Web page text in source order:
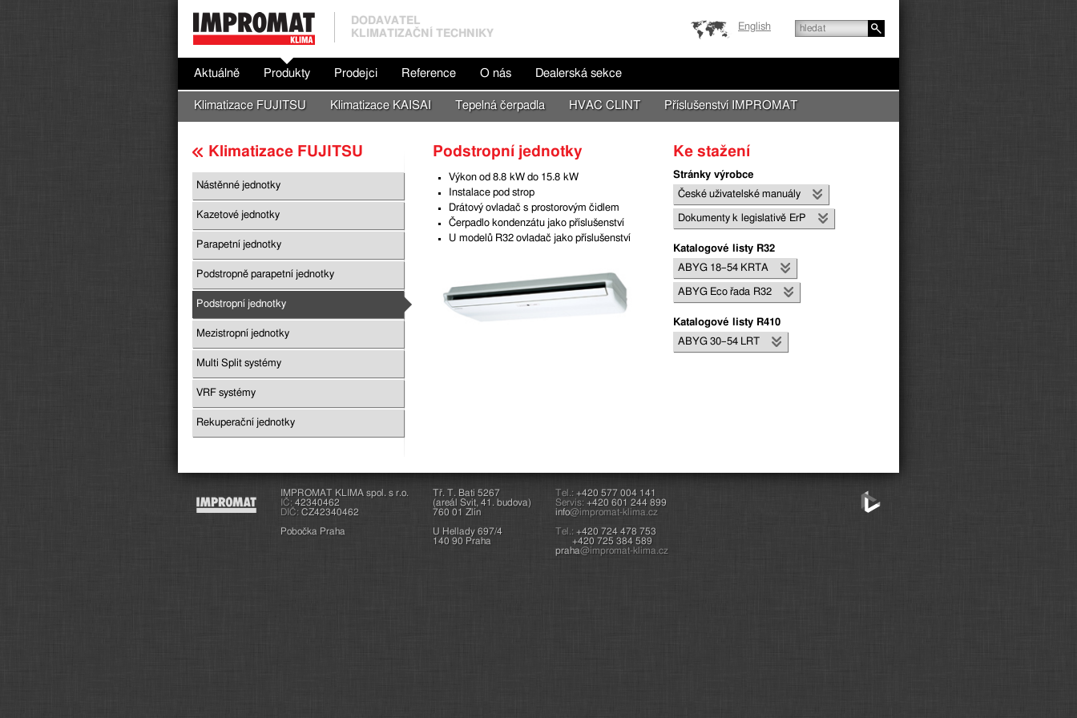
DODAVATEL
KLIMATIZAČNÍ TECHNIKY
English
Aktuálně Produkty
Klimatizace FUJITSU Klimatizace KAISAI Tepelná čerpadla HVAC CLINT Příslušenství IMPROMAT
Prodejci Reference O nás Dealerská sekce
Klimatizace FUJITSU
Nástěnné jednotky
Kazetové jednotky
Parapetní jednotky
Podstropně parapetní jednotky
Podstropní jednotky
Mezistropní jednotky
Multi Split systémy
VRF systémy
Rekuperační jednotky
Podstropní jednotky
Výkon od 8.8 kW do 15.8 kW
Instalace pod strop
Drátový ovladač s prosto­rovým čidlem
Čerpadlo kondenzá­tu jako příslušen­ství
U modelů R32 ovladač jako příslušen­ství
Ke stažení
Stránky výrobce
České uživatel­ské manuály
Dokumen­ty k legis­lativě ErP
Katalogo­vé listy R32
ABYG 18–54 KRTA
ABYG Eco řada R32
Katalogo­vé listy R410
ABYG 30–54 LRT
IMPROMAT KLIMA spol. s r.o.
IČ: 42340462
DIČ: CZ42340462
Pobočka Praha
Tř. T. Bati 5267
(areál Svit, 41. budova)
760 01 Zlín
U Hellady 697/4
140 90 Praha
Tel.: +420 577 004 141
Servis: +420 601 244 899
info@impromat-klima.cz
Tel.: +420 724 478 753
+420 725 384 589
praha@impromat-klima.cz